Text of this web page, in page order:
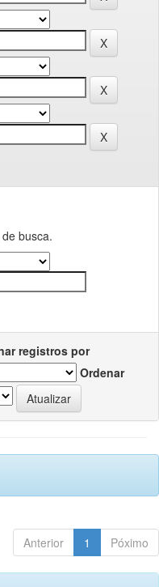
busca.
registros por
Ordenar
Anterior 1 Póximo